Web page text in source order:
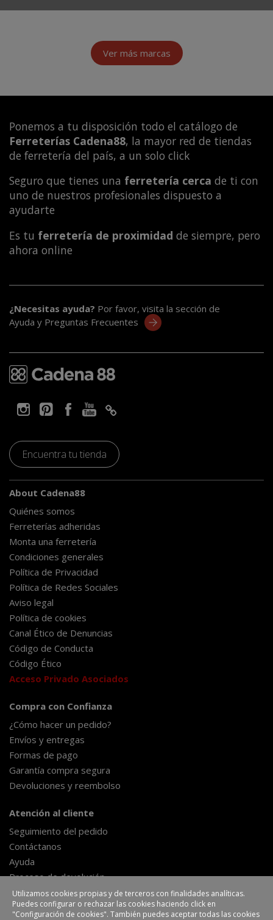
Ver más marcas
Ponemos a tu disposición todo el catálogo de
Ferreterías Cadena88, la mayor red de tiendas
de ferretería del país, a un solo click
Seguro que tienes una ferretería cerca de ti con
uno de nuestros profesionales dispuesto a
ayudarte
Es tu ferretería de proximidad de siempre, pero
ahora online
¿Necesitas ayuda? Por favor, visita la sección de
Ayuda y Preguntas Frecuentes
Encuentra tu tienda
About Cadena88
Quiénes somos
Ferreterías adheridas
Monta una ferretería
Condiciones generales
Política de Privacidad
Política de Redes Sociales
Aviso legal
Política de cookies
Canal Ético de Denuncias
Código de Conducta
Código Ético
Acceso Privado Asociados
Compra con Confianza
¿Cómo hacer un pedido?
Envíos y entregas
Formas de pago
Garantía compra segura
Devoluciones y reembolso
Atención al cliente
Seguimiento del pedido
Contáctanos
Ayuda
Proceso de devolución
Formulario de desestimiento
Utilizamos cookies propias y de terceros con finalidades analíticas.
Puedes configurar o rechazar las cookies haciendo click en
"Configuración de cookies". También puedes aceptar todas las cookies